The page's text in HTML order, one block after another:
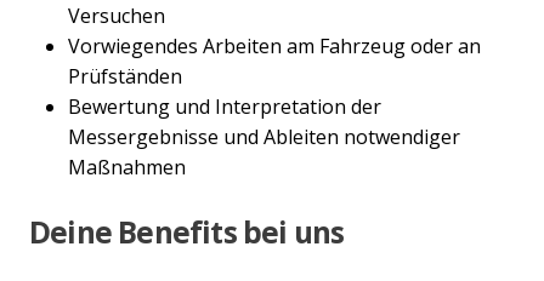
Versuchen
Vorwiegendes Arbeiten am Fahrzeug oder an
Prüfständen
Bewertung und Interpretation der
Messergebnisse und Ableiten notwendiger
Maßnahmen
Deine Benefits bei uns